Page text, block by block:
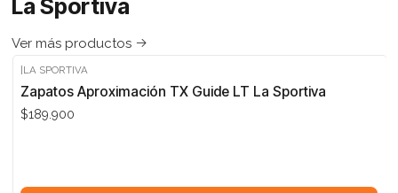
La Sportiva
Ver más productos
LA SPORTIVA
Zapatos Aproximación TX Guide LT La Sportiva
$189.900